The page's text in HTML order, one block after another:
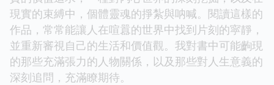
現實的束縛中，個體靈魂的掙紮與呐喊。閱讀這樣的
作品，常常能讓人在喧囂的世界中找到片刻的寜靜，
並重新審視自己的生活和價值觀。我對書中可能齣現
的那些充滿張力的人物關係，以及那些對人生意義的
深刻追問，充滿瞭期待。